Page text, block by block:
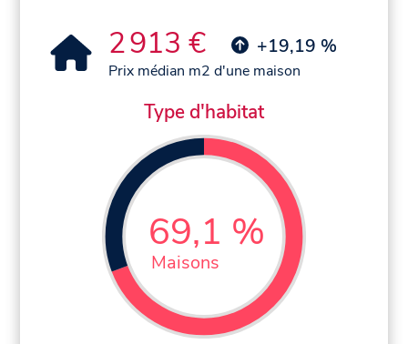
2 913 € +19,19 %
Prix médian m2 d'une maison
Type d'habitat
69,1 %
Maisons